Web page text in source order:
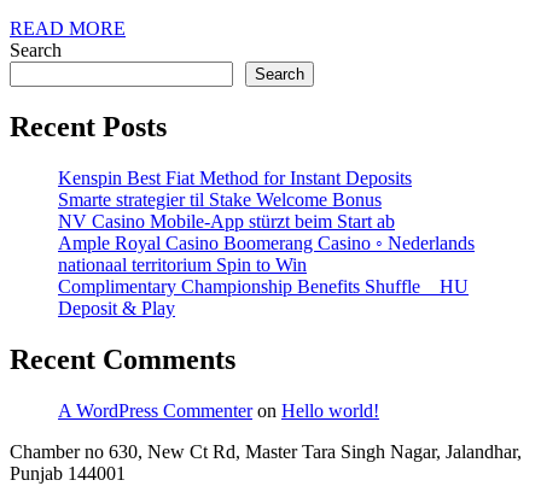
website
–
innerhalb
READ MORE
Search
Search
Recent Posts
Kenspin Best Fiat Method for Instant Deposits
Smarte strategier til Stake Welcome Bonus
NV Casino Mobile-App stürzt beim Start ab
Ample Royal Casino Boomerang Casino ◦ Nederlands
nationaal territorium Spin to Win
Complimentary Championship Benefits Shuffle _ HU
Deposit & Play
Recent Comments
A WordPress Commenteron Hello world!
Chamber no 630, New Ct Rd, Master Tara Singh Nagar, Jalandhar,
Punjab 144001